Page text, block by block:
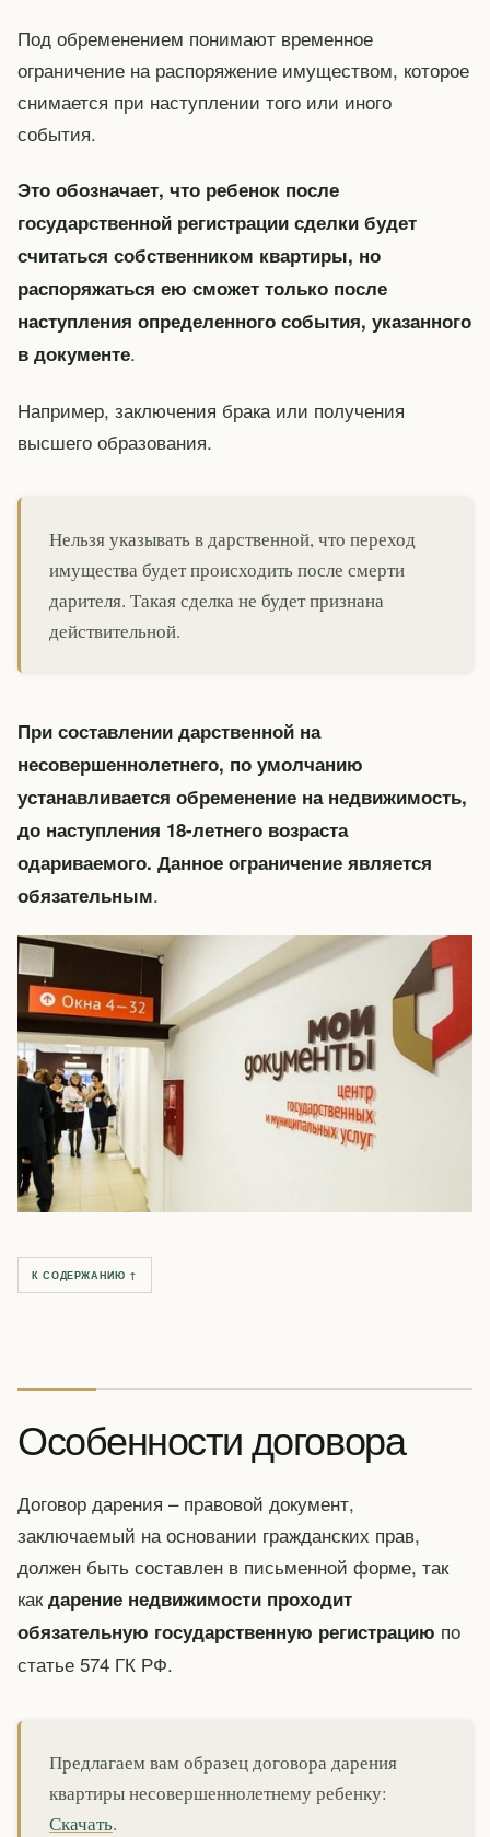
Под обременением понимают временное
ограничение на распоряжение имуществом, которое
снимается при наступлении того или иного
события.
Это обозначает, что ребенок после
государственной регистрации сделки будет
считаться собственником квартиры, но
распоряжаться ею сможет только после
наступления определенного события, указанного
в документе.
Например, заключения брака или получения
высшего образования.
Нельзя указывать в дарственной, что переход
имущества будет происходить после смерти
дарителя. Такая сделка не будет признана
действительной.
При составлении дарственной на
несовершеннолетнего, по умолчанию
устанавливается обременение на недвижимость,
до наступления 18-летнего возраста
одариваемого. Данное ограничение является
обязательным.
К СОДЕРЖАНИЮ ↑
Особенности договора
Договор дарения – правовой документ,
заключаемый на основании гражданских прав,
должен быть составлен в письменной форме, так
какдарение недвижимости проходит
обязательную государственную регистрацию по
статье 574 ГК РФ.
Предлагаем вам образец договора дарения
квартиры несовершеннолетнему ребенку:
Скачать.